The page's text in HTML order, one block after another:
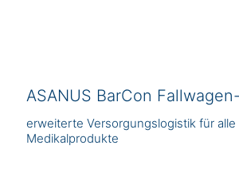
ASANUS BarCon
erweiterte Versorgungslogistik für alle
Medikalprodukte